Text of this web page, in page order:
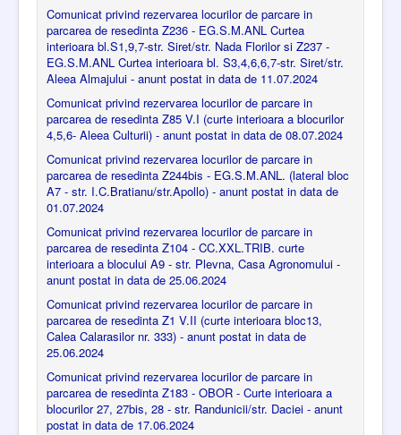
Comunicat privind rezervarea locurilor de parcare in
parcarea de resedinta Z236 - EG.S.M.ANL Curtea
interioara bl.S1,9,7-str. Siret/str. Nada Florilor si Z237 -
EG.S.M.ANL Curtea interioara bl. S3,4,6,6,7-str. Siret/str.
Aleea Almajului - anunt postat in data de 11.07.2024
Comunicat privind rezervarea locurilor de parcare in
parcarea de resedinta Z85 V.I (curte interioara a blocurilor
4,5,6- Aleea Culturii) - anunt postat in data de 08.07.2024
Comunicat privind rezervarea locurilor de parcare in
parcarea de resedinta Z244bis - EG.S.M.ANL. (lateral bloc
A7 - str. I.C.Bratianu/str.Apollo) - anunt postat in data de
01.07.2024
Comunicat privind rezervarea locurilor de parcare in
parcarea de resedinta Z104 - CC.XXL.TRIB. curte
interioara a blocului A9 - str. Plevna, Casa Agronomului -
anunt postat in data de 25.06.2024
Comunicat privind rezervarea locurilor de parcare in
parcarea de resedinta Z1 V.II (curte interioara bloc13,
Calea Calarasilor nr. 333) - anunt postat in data de
25.06.2024
Comunicat privind rezervarea locurilor de parcare in
parcarea de resedinta Z183 - OBOR - Curte interioara a
blocurilor 27, 27bis, 28 - str. Randunicii/str. Daciei - anunt
postat in data de 17.06.2024